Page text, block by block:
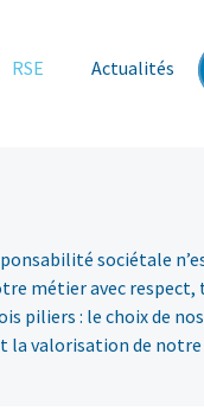
RSE Actualités
sociétale
métier avec
piliers : le choix de nos
la valorisation de notre